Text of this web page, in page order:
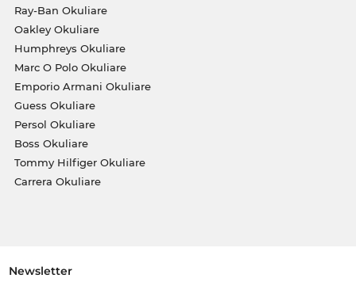
Ray-Ban Okuliare
Oakley Okuliare
Humphreys Okuliare
Marc O Polo Okuliare
Emporio Armani Okuliare
Guess Okuliare
Persol Okuliare
Boss Okuliare
Tommy Hilfiger Okuliare
Carrera Okuliare
Newsletter